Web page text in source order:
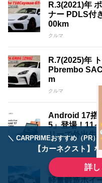
＼ CARPRIMEおすすめ（PR
【カーネクスト】
詳し
R.3(2021)年
ナー PDLS付
00km
クルマ
R.7(2025)年
Pbrembo
m
クルマ
Android 17搭
5」登場！11
リーで外出先
エンタメ
ランドクルー
軽量鍛造ホイ